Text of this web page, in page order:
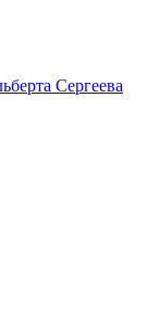
Сергеева